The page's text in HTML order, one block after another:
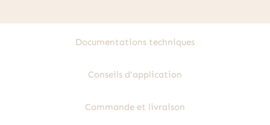
Documentations techniques
Conseils d'application
Commande et livraison